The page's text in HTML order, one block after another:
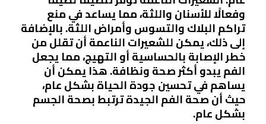
وفعالًا للأسنان واللثة، مما يساعد في منع
تراكم البلاك والتسوس وأمراض اللثة. بالإضافة
إلى ذلك، يمكن للشعيرات الناعمة أن تقلل من
خطر الإصابة بالحساسية أو التهيج، مما يجعل
الفم يبدو أكثر صحة ونظافة. هذا يمكن أن
يساهم في تحسين جودة الحياة بشكل عام،
حيث أن صحة الفم الجيدة ترتبط بصحة الجسم
بشكل عام.